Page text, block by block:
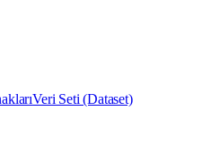
Veri Seti (Dataset)